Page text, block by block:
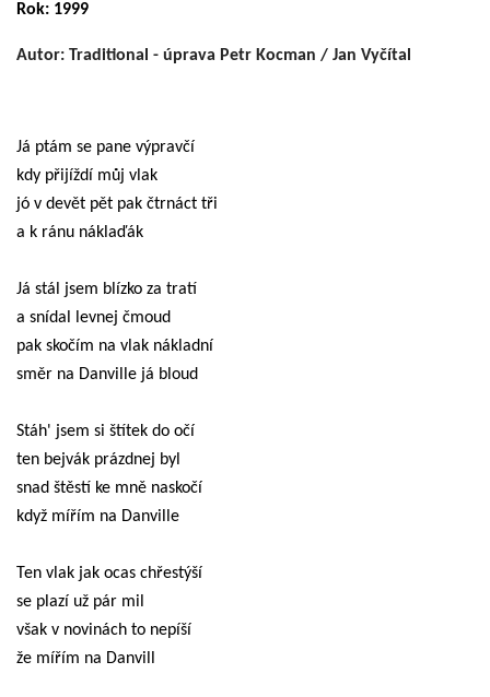
Rok: 1999
Autor: Traditional - úprava Petr Kocman / Jan Vyčítal
Já ptám se pane výpravčí
kdy přijíždí můj vlak
jó v devět pět pak čtrnáct tři
a k ránu náklaďák
Já stál jsem blízko za tratí
a snídal levnej čmoud
pak skočím na vlak nákladní
směr na Danville já bloud
Stáh' jsem si štítek do očí
ten bejvák prázdnej byl
snad štěstí ke mně naskočí
když mířím na Danville
Ten vlak jak ocas chřestýší
se plazí už pár mil
však v novinách to nepíší
že mířím na Danvill